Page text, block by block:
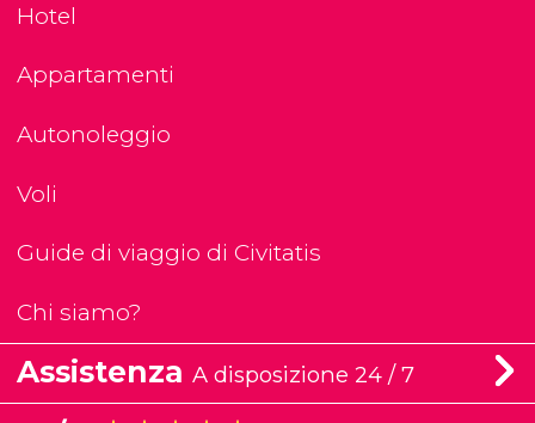
Hotel
Appartamenti
Autonoleggio
Voli
Guide di viaggio di Civitatis
Chi siamo?
Assistenza A disposizione 24 / 7